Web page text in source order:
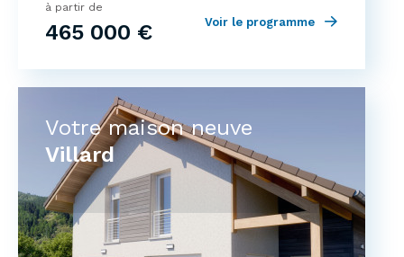
à partir de
465 000 € Voir le programme
Votre maison neuve
Villard